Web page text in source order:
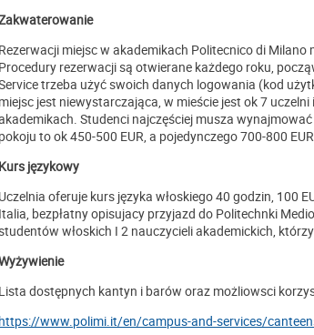
Rezerwacji miejsc w akademikach Politecnico di
Procedury rezerwacji są otwierane każdego roku,
trzeba użyć swoich danych logowania (kod
miejsc jest niewystarczająca, w mieście jest ok 7
Studenci najczęściej musza
pokoju to ok 450-500 EUR, a pojedynczego 700-800
Kurs językowy
Uczelnia oferuje kurs języka włoskiego 40 godzin, 100
Italia, bezpłatny opisujacy przyjazd do Politechnki
włoskich I 2 nauczycieli akademickich,
Lista dostępnych kantyn i barów oraz możliowsci
https://www.polimi.it/en/campus-and-services/